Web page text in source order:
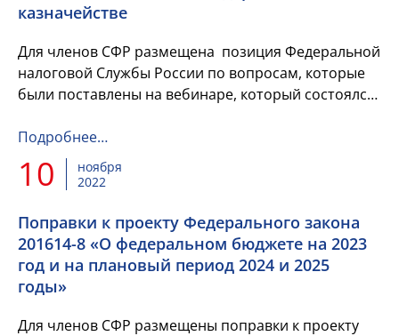
казначействе
Для членов СФР размещена позиция Федеральной
налоговой Службы России по вопросам, которые
были поставлены на вебинаре, который состоялся
Подробнее…
10
ноября
2022
Поправки к проекту Федерального закона
201614-8 «О федеральном бюджете на 2023
год и на плановый период 2024 и 2025
годы»
Для членов СФР размещены поправки к проекту